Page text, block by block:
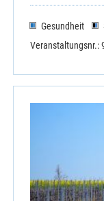
Gesundheit
Veranstaltungsnr.: